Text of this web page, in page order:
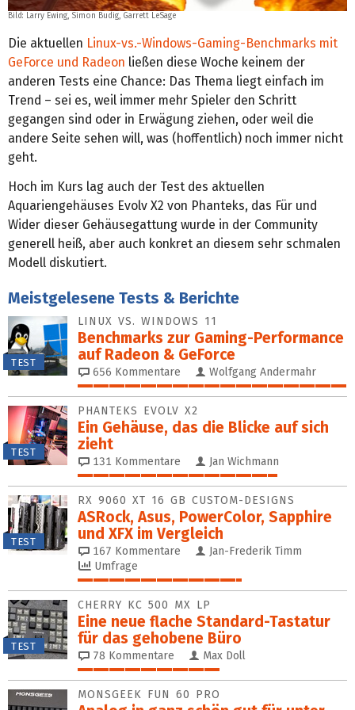
Bild: Larry Ewing, Simon Budig, Garrett LeSage
Die aktuellen Linux-vs.-Windows-Gaming-Benchmarks mit
GeForce und Radeon ließen diese Woche keinem der
anderen Tests eine Chance: Das Thema liegt einfach im
Trend – sei es, weil immer mehr Spieler den Schritt
gegangen sind oder in Erwägung ziehen, oder weil die
andere Seite sehen will, was (hoffentlich) noch immer nicht
geht.
Hoch im Kurs lag auch der Test des aktuellen
Aquariengehäuses Evolv X2 von Phanteks, das Für und
Wider dieser Gehäusegattung wurde in der Community
generell heiß, aber auch konkret an diesem sehr schmalen
Modell diskutiert.
Meistgelesene Tests & Berichte
TEST
LINUX VS. WINDOWS 11
Benchmarks zur Gaming-Performance
auf Radeon & GeForce
656 Kommentare Wolfgang Andermahr
100%
TEST
PHANTEKS EVOLV X2
Ein Gehäuse, das die Blicke auf sich
zieht
131 Kommentare Jan Wichmann
74%
TEST
RX 9060 XT 16 GB CUSTOM-DESIGNS
ASRock, Asus, PowerColor, Sapphire
und XFX im Vergleich
167 Kommentare
Jan-Frederik Timm
Umfrage
61%
TEST
CHERRY KC 500 MX LP
Eine neue flache Standard-Tastatur
für das gehobene Büro
78 Kommentare Max Doll
53%
MONSGEEK FUN 60 PRO